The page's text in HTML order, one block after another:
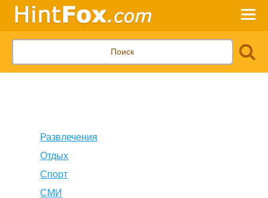
Развлечения
Отдых
Спорт
СМИ